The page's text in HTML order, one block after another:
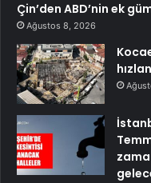
Çin’den ABD’nin ek
Ağustos 8, 2026